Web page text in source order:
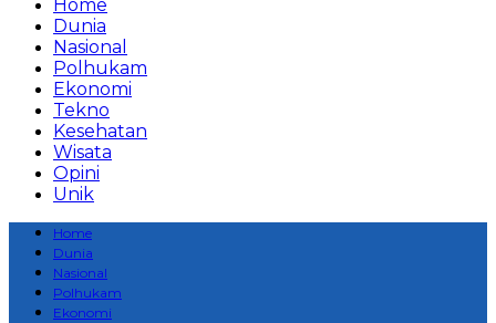
Home
Dunia
Nasional
Polhukam
Ekonomi
Tekno
Kesehatan
Wisata
Opini
Unik
Home
Dunia
Nasional
Polhukam
Ekonomi